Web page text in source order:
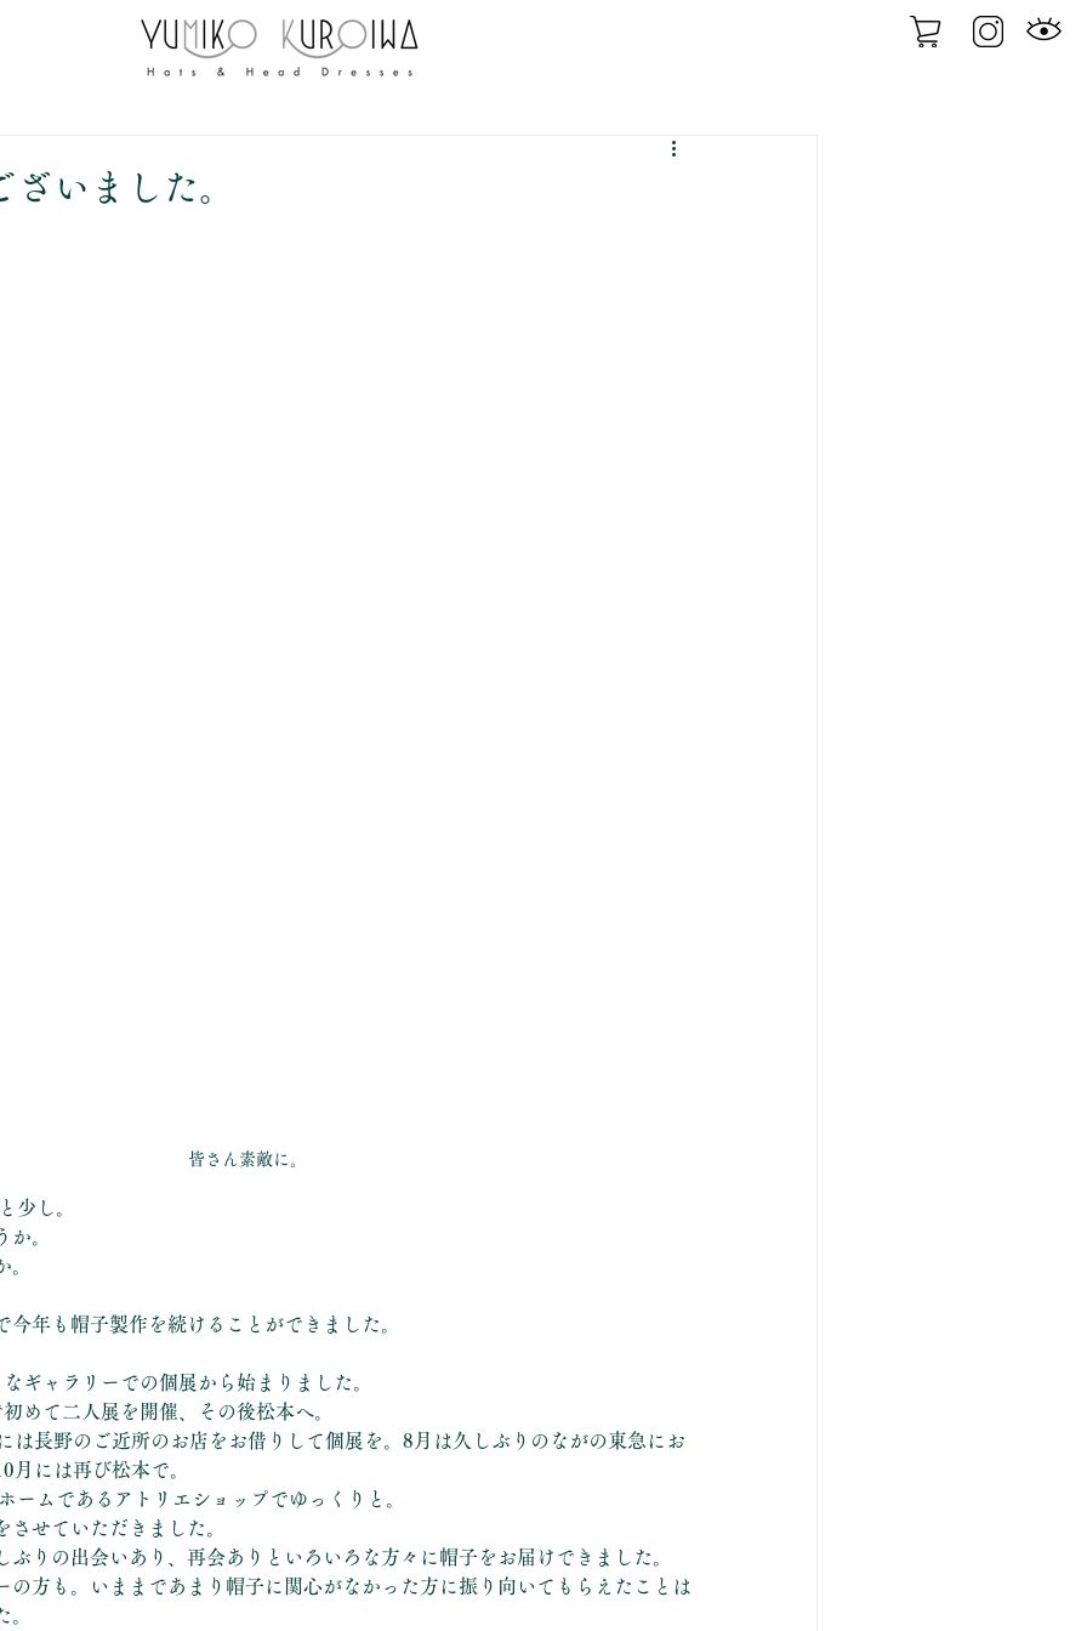
いました。
皆さん素敵に。
少し。
か。
。
今年も帽子製作を続けることができました。
ギャラリーでの個展から始まりました。
めて二人展を開催、その後松本へ。
は長野のご近所のお店をお借りして個展を。8月は久しぶりのながの東急にお
月には再び松本で。
ームであるアトリエショップでゆっくりと。
せていただきました。
ぶりの出会いあり、再会ありといろいろな方々に帽子をお届けできました。
の方も。いままであまり帽子に関心がなかった方に振り向いてもらえたことは
。